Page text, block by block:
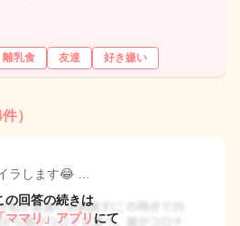
離乳食 友達 好き嫌い
）
ラします😂 …
の回答の続きは
ママリ」アプリ にて